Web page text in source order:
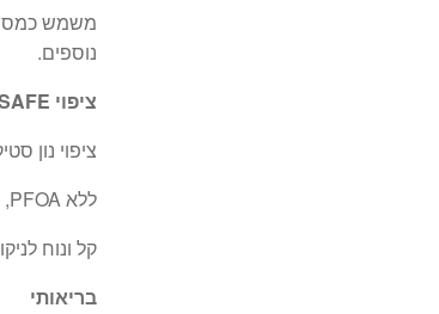
משמש
נוספים.
ציפוי NON STICK FOOD SAFE
ציפוי נון
ללא PFOA, קדמיום או עופרת, ידידותי לסביבה.
קל ונוח
בריאותי